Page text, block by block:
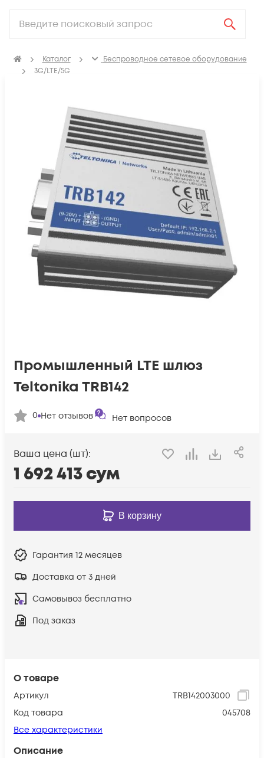
Каталог
Беспроводное сетевое оборудование
3G/LTE/5G
О товаре
Артикул
TRB142003000
Код товара
045708
Все характеристики
Описание
Промышленный LTE шлюз
Teltonika TRB142
0 Нет отзывов Нет вопросов
Ваша цена (шт):
1 692 413сум
В корзину
Гарантия 12 месяцев
Доставка от 3 дней
Самовывоз бесплатно
Под заказ